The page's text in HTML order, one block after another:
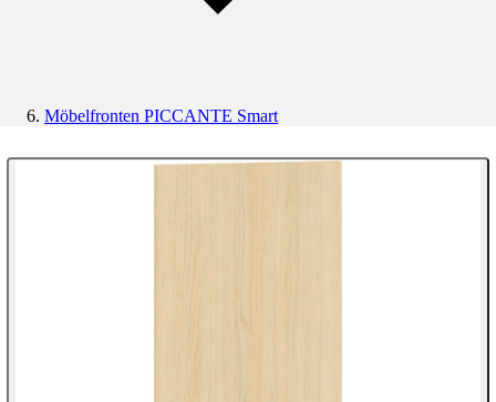
Möbelfronten PICCANTE Smart